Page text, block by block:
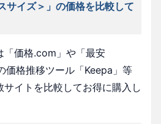
サイズ＞」の価格を比較して
「価格.com」や「最安
格推移ツール「Keepa」等
イトを比較してお得に購入し